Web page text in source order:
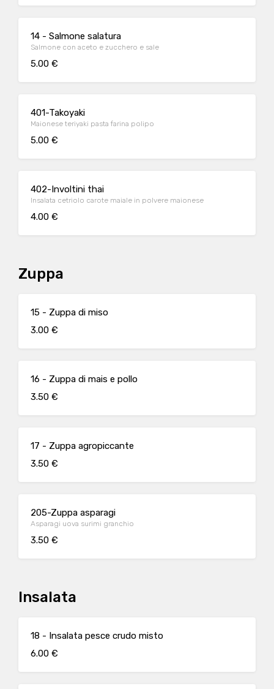
14 - Salmone salatura
Salmone con aceto e zucchero e sale
5.00 €
401-Takoyaki
Maionese teriyaki pasta farina polipo
5.00 €
402-Involtini thai
Insalata cetriolo carote maiale in polvere maionese
4.00 €
Zuppa
15 - Zuppa di miso
3.00 €
16 - Zuppa di mais e pollo
3.50 €
17 - Zuppa agropiccante
3.50 €
205-Zuppa asparagi
Asparagi uova surimi granchio
3.50 €
Insalata
18 - Insalata pesce crudo misto
6.00 €